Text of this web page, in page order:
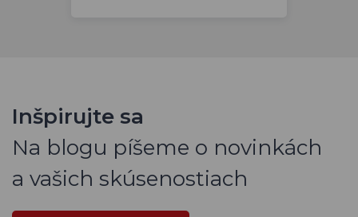
Inšpirujte sa
Na blogu píšeme o novinkách
a vašich skúsenostiach